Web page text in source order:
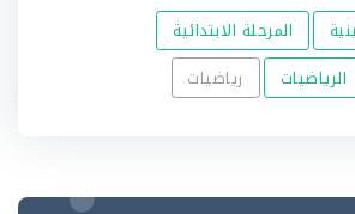
المرحلة الابتدائية
الرياضيات رياضيات